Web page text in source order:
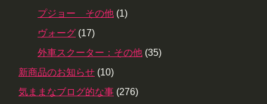
プジョー その他 (1)
ヴォーグ (17)
外車スクーター：その他 (35)
新商品のお知らせ (10)
気ままなブログ的な事 (276)